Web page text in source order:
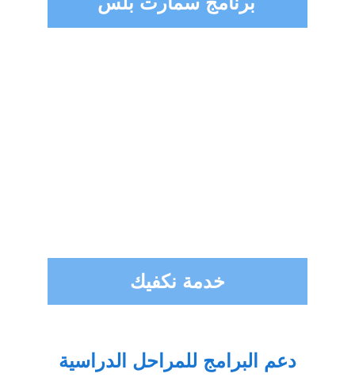
خدمة نكفيك
دعم البرامج للمراحل الدراسية